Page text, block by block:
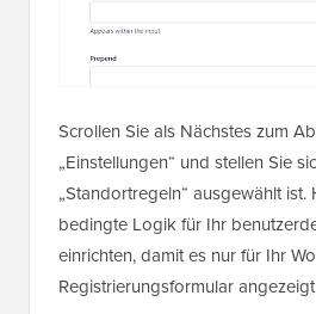
Scrollen Sie als Nächstes zum
„Einstellungen“ und stellen Sie
„Standortregeln“ ausgewählt ist.
bedingte Logik für Ihr
einrichten, damit es nur für Ihr
Registrierungsformular